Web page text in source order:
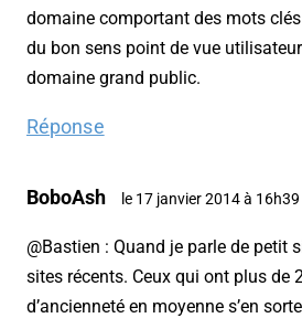
domaine comportant des mots
du bon sens point de vue
domaine grand public.
Réponse
BoboAsh le 17 janvier 2014 à 16h39
@Bastien : Quand je parle de petit
sites récents. Ceux qui ont plus de
d’ancienneté en moyenne s’en